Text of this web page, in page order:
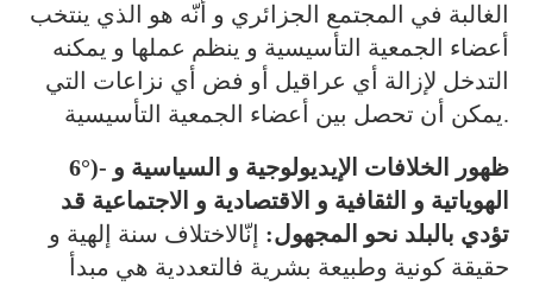
الغالبة في المجتمع الجزائري و أنّه هو الذي ينتخب
أعضاء الجمعية التأسيسية و ينظم عملها و يمكنه
التدخل لإزالة أي عراقيل أو فض أي نزاعات التي
يمكن أن تحصل بين أعضاء الجمعية التأسيسية.
6°)- ظهور الخلافات الإيديولوجية و السياسية و
الهوياتية و الثقافية و الاقتصادية و الاجتماعية قد
تؤدي بالبلد نحو المجهول: إنّالاختلاف سنة إلهية و
حقيقة كونية وطبيعة بشرية فالتعددية هي مبدأ